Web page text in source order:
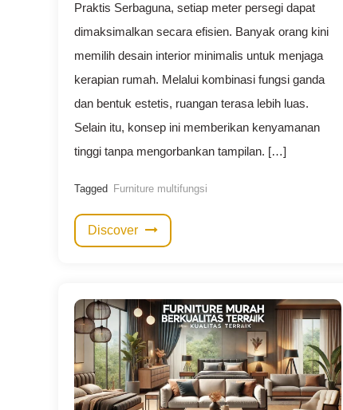
Praktis Serbaguna, setiap meter persegi dapat
dimaksimalkan secara efisien. Banyak orang kini
memilih desain interior minimalis untuk menjaga
kerapian rumah. Melalui kombinasi fungsi ganda
dan bentuk estetis, ruangan terasa lebih luas.
Selain itu, konsep ini memberikan kenyamanan
tinggi tanpa mengorbankan tampilan. […]
Tagged Furniture multifungsi
Discover